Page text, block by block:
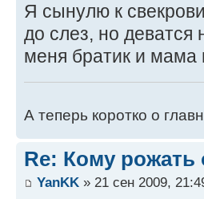
Я сынулю к
до слез, но деватся
меня братик и мама
А теперь коротко о
Re: Кому
YanKK » 21 сен 2009,